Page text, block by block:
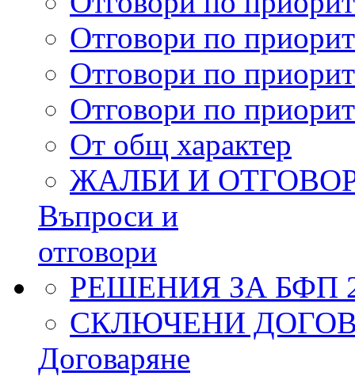
Отговори по
Отговори по
Отговори по
От общ характер
ЖАЛБИ И
Въпроси и
отговори
РЕШЕНИЯ ЗА БФП
СКЛЮЧЕНИ
Договаряне